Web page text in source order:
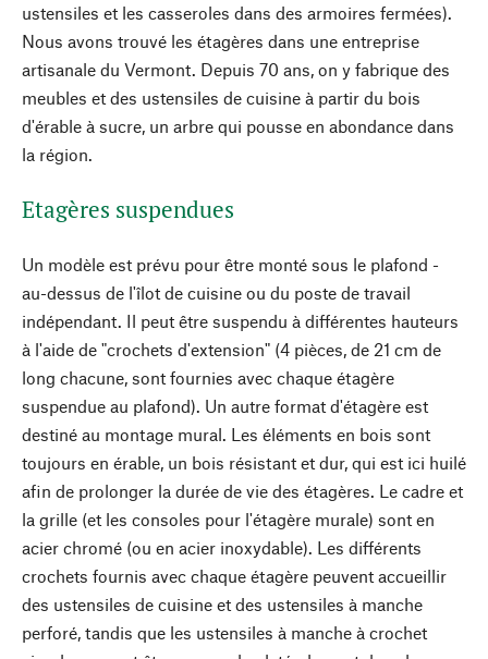
ustensiles et les casseroles dans des armoires fermées).
Nous avons trouvé les étagères dans une entreprise
artisanale du Vermont. Depuis 70 ans, on y fabrique des
meubles et des ustensiles de cuisine à partir du bois
d'érable à sucre, un arbre qui pousse en abondance dans
la région.
Etagères suspendues
Un modèle est prévu pour être monté sous le plafond -
au-dessus de l'îlot de cuisine ou du poste de travail
indépendant. Il peut être suspendu à différentes hauteurs
à l'aide de "crochets d'extension" (4 pièces, de 21 cm de
long chacune, sont fournies avec chaque étagère
suspendue au plafond). Un autre format d'étagère est
destiné au montage mural. Les éléments en bois sont
toujours en érable, un bois résistant et dur, qui est ici huilé
afin de prolonger la durée de vie des étagères. Le cadre et
la grille (et les consoles pour l'étagère murale) sont en
acier chromé (ou en acier inoxydable). Les différents
crochets fournis avec chaque étagère peuvent accueillir
des ustensiles de cuisine et des ustensiles à manche
perforé, tandis que les ustensiles à manche à crochet